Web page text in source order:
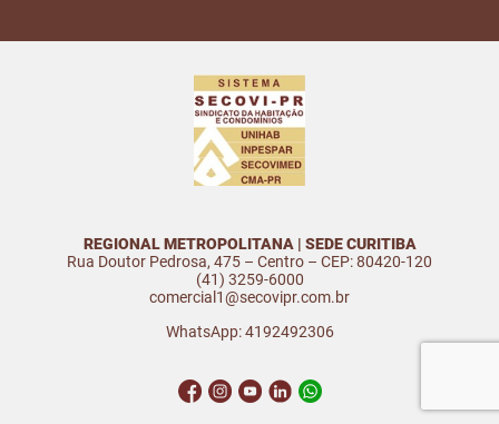
REGIONAL METROPOLITANA | SEDE CURITIBA
Rua Doutor Pedrosa, 475 – Centro – CEP: 80420-120
(41) 3259-6000
comercial1@secovipr.com.br
WhatsApp: 4192492306